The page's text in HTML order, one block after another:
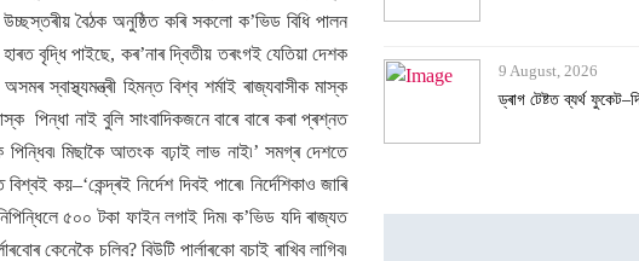
উচ্ছস্তৰীয় বৈঠক অনুষ্ঠিত কৰি সকলো ক’ভিড বিধি পালন
বৃদ্ধি পাইছে, কৰ’নাৰ দ্বিতীয় তৰংগই যেতিয়া দেশক
স্বাস্থ্যমন্ত্ৰী হিমন্ত বিশ্ব শৰ্মাই ৰাজ্যবাসীক মাস্ক
পিন্ধা নাই বুলি সাংবাদিকজনে বাৰে বাৰে কৰা প্ৰশ্নত
মিছাকৈ আতংক বঢ়াই লাভ নাই৷’ সমগ্ৰ দেশতে
কয়–‘কেন্দ্ৰই নিৰ্দেশ দিবই পাৰে৷ নিৰ্দেশিকাও জাৰি
৫০০ টকা ফাইন লগাই দিম৷ ক’ভিড যদি ৰাজ্যত
কেনেকৈ চলিব? বিউটি পাৰ্লাৰকো বচাই ৰাখিব লাগিব৷
9 August, 2026
ড্ৰাগ টেষ্টত ব্যৰ্থ